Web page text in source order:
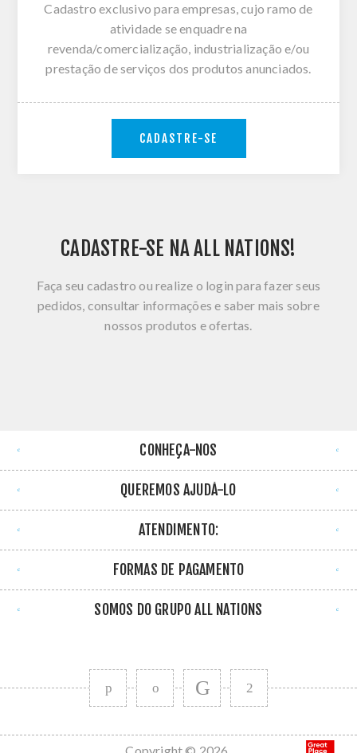
Cadastro exclusivo para empresas, cujo ramo de
atividade se enquadre na
revenda/comercialização, industrialização e/ou
prestação de serviços dos produtos anunciados.
CADASTRE-SE
CADASTRE-SE NA ALL NATIONS!
Faça seu cadastro ou realize o login para fazer seus
pedidos, consultar informações e saber mais sobre
nossos produtos e ofertas.
CONHEÇA-NOS
QUEREMOS AJUDÁ-LO
ATENDIMENTO:
FORMAS DE PAGAMENTO
SOMOS DO GRUPO ALL NATIONS